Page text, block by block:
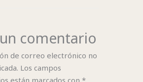
comentario
de correo electrónico no
Los campos